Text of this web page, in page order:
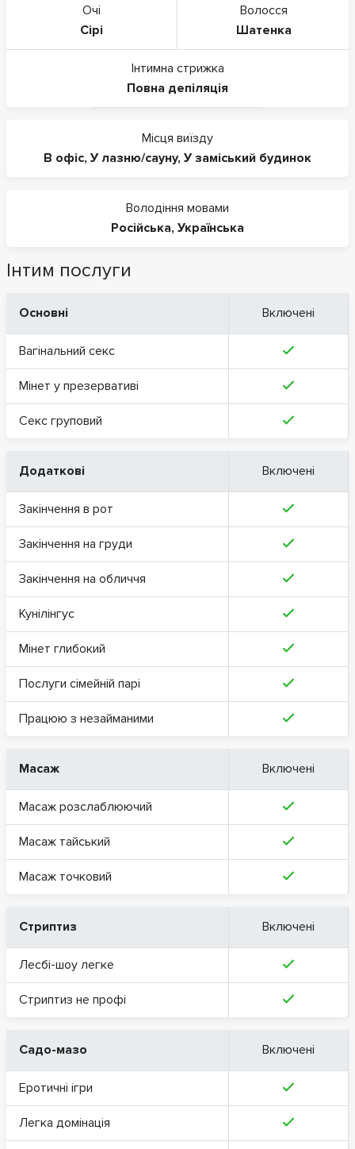
Очі
Сірі
Волосся
Шатенка
Інтимна стрижка
Повна депіляція
Місця виїзду
В офіс, У лазню/сауну, У заміський будинок
Володіння мовами
Російська, Українська
Інтим послуги
Основні Включені
Вагінальний секс
Мінет у презервативі
Секс груповий
Додаткові Включені
Закінчення в рот
Закінчення на груди
Закінчення на обличчя
Кунілінгус
Мінет глибокий
Послуги сімейній парі
Працюю з незайманими
Масаж Включені
Масаж розслаблюючий
Масаж тайський
Масаж точковий
Стриптиз Включені
Лесбі-шоу легке
Стриптиз не профі
Садо-мазо Включені
Еротичні ігри
Легка домінація